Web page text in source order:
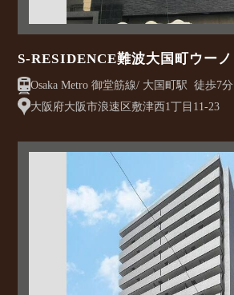
S-RESIDENCE難波大国町ウーノ
Osaka Metro 御堂筋線/ 大国町駅 徒歩7分
大阪府大阪市浪速区敷津西1丁目11-23